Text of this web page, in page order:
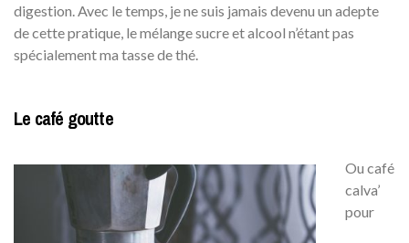
digestion. Avec le temps, je ne suis jamais devenu un adepte
de cette pratique, le mélange sucre et alcool n’étant pas
spécialement ma tasse de thé.
Le café goutte
Ou café
calva’
pour